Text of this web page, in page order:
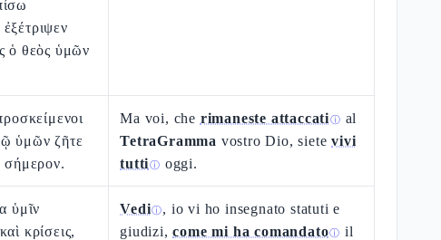
ὁ θεὸς ὑμῶν
ὑμῶν ζῆτε
σήμερον.
Ma voi, che rimaneste attaccatiⓘ al
TetraGramma vostro Dio, sietevivi
tuttiⓘ oggi.
ὑμῖν
κρίσεις,
Vediⓘ, io vi ho insegnato statuti e
giudizi,come mi ha comandatoⓘ il